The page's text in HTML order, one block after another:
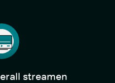
streamen